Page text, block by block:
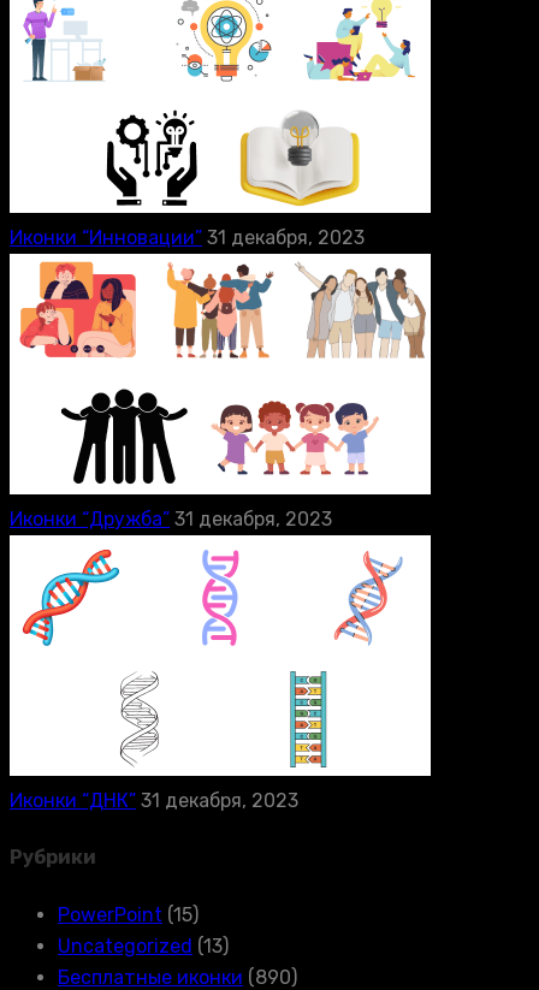
Иконки “Инновации” 31 декабря, 2023
Иконки “Дружба” 31 декабря, 2023
Иконки “ДНК” 31 декабря, 2023
Рубрики
PowerPoint (15)
Uncategorized (13)
Бесплатные иконки (890)